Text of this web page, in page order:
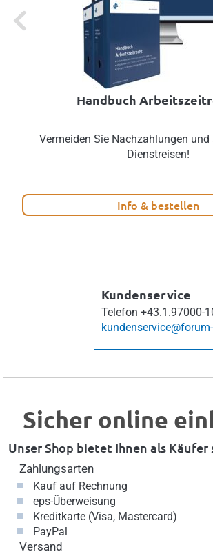
Previous
Handbuch
Vermeiden Sie Nachzahlungen
Dienstreisen!
Info & bestellen
Kundenservice
Telefon +43.1.97000-
Sicher online
Unser Shop bietet Ihnen als Käufer
Zahlungsarten
Kauf auf Rechnung
eps-Überweisung
Kreditkarte (Visa, Mastercard)
PayPal
Versand